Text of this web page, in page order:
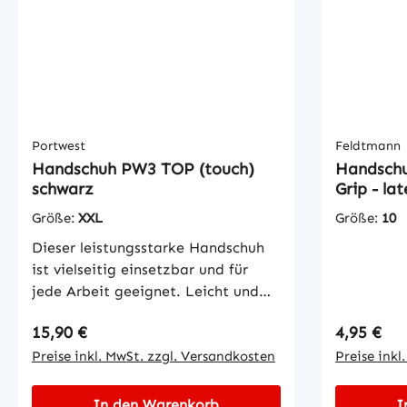
Paar Mindestabnahmemenge 10
Paar / Größe = 1 VE
Portwest
Handschuh PW3 TOP (touch)
schwarz
Größe: XXL
Dieser leistungsstarke Handschuh
ist vielseitig einsetzbar und für
jede Arbeit geeignet. Leicht und
Leistungseinbußen. Das PW3-
Reflexionsband verbessert die
schlechten Lichtverhältnissen. Mit
Regulärer Preis:
15,90 €
Preise inkl. MwSt. zzgl. Versandkosten
Feldtmann
Grip -
Größe: 10
Regulärer
4,95 €
Preise